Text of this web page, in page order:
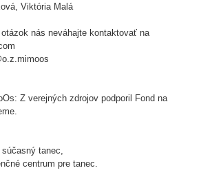
Viktória Malá
nás neváhajte kontaktovať na
Z verejných zdrojov podporil Fond na
tanec,
centrum pre tanec.